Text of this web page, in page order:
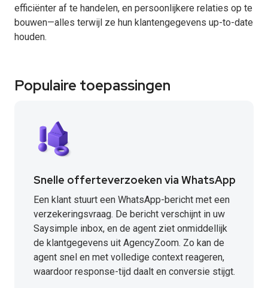
efficiënter af te handelen, en persoonlijkere relaties op te
bouwen—alles terwijl ze hun klantengegevens up-to-date
houden.
Populaire toepassingen
Snelle offerteverzoeken via WhatsApp
Een klant stuurt een WhatsApp-bericht met een
verzekeringsvraag. De bericht verschijnt in uw
Saysimple inbox, en de agent ziet onmiddellijk
de klantgegevens uit AgencyZoom. Zo kan de
agent snel en met volledige context reageren,
waardoor response-tijd daalt en conversie stijgt.